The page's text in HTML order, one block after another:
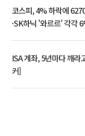
코스피, 4% 하락에
·SK하닉 '와르르' 각각
ISA 계좌, 5년마다 깨라
커]